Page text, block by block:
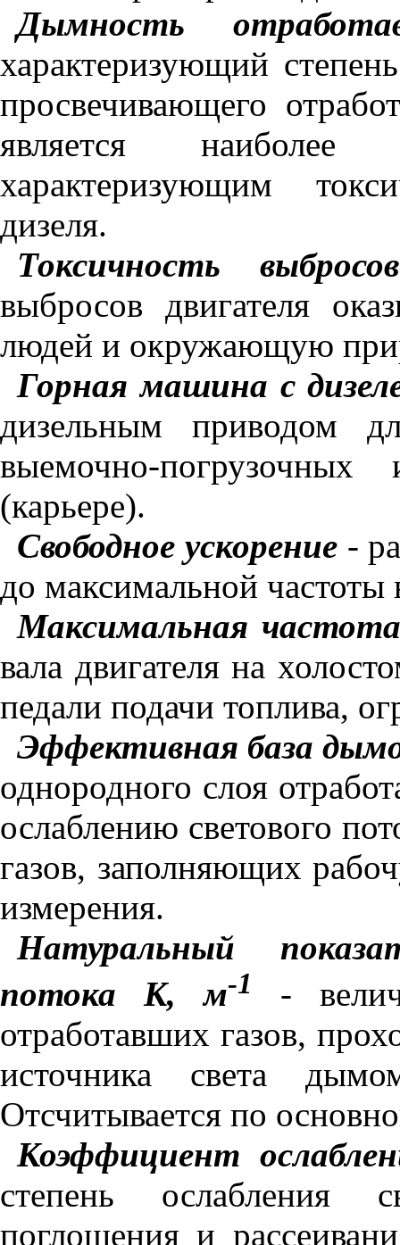
Дымность
характеризующий
просвечивающего
является наиболее
характеризующим
дизеля.
Токсичность
выбросов двигателя
людей и окружающую
Горная машина с
дизельным приводом
выемочно-
(карьере).
Свободное ускорение -
до максимальной
Максимальная
вала двигателя на
педали подачи топлива,
Эффективная база
однородного слоя
ослаблению светового
газов, заполняющих
измерения.
Натуральный
потока К,м-1 -
отработавших газов,
источника света
Отсчитывается по
Коэффициент
степень ослабления
поглощения и